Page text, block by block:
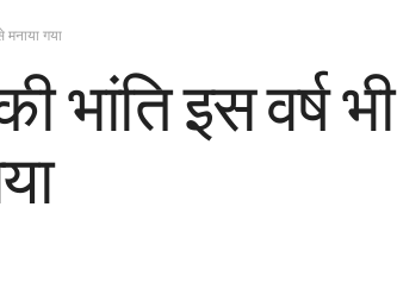
मनाया गया
भांति इस वर्ष